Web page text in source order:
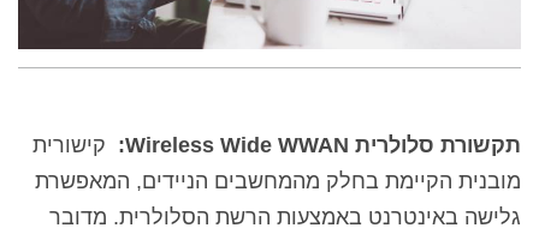
תקשורת סלולרית Wireless Wide WWAN
: קישורית
מובנית הקיימת בחלק מהמחשבים הניידים, המאפשרת
גלישה באינטרנט באמצעות הרשת הסלולרית. מדובר